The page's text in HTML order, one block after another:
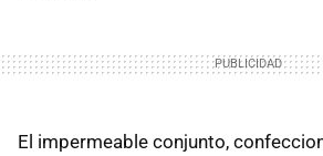
El impermeable conjunto,